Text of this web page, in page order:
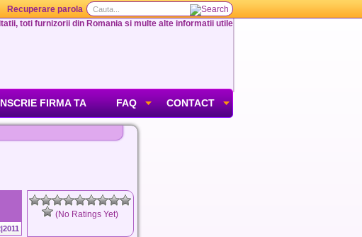
Recuperare parola
toti furnizorii din Romania si multe alte informatii utile
FIRMA TA FAQ CONTACT
(No Ratings Yet)